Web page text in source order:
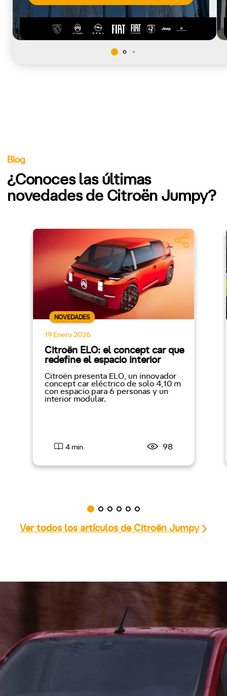
Blog
¿Conoces las últimas
novedades de Citroën Jumpy?
NOVEDADES
19 Enero 2026
Citroën ELO: el concept car que
redefine el espacio interior
Citroën presenta ELO, un innovador
concept car eléctrico de solo 4,10 m
con espacio para 6 personas y un
interior modular.
4 min. 98
Ver todos los artículos de Citroën Jumpy